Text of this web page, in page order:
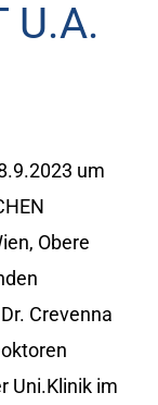
U.A.
um
Obere
Crevenna
Uni.Klinik im